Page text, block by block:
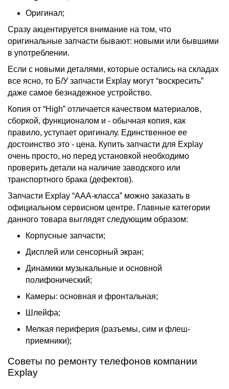
Оригинал;
Сразу акцентируется внимание на том, что
оригинальные запчасти бывают: новыми или бывшими
в употреблении.
Если с новыми деталями, которые остались на складах
все ясно, то Б/У запчасти Explay могут “воскресить”
даже самое безнадежное устройство.
Копия от “High” отличается качеством материалов,
сборкой, функционалом и - обычная копия, как
правило, уступает оригиналу. Единственное ее
достоинство это - цена. Купить запчасти для Explay
очень просто, но перед установкой необходимо
проверить детали на наличие заводского или
транспортного брака (дефектов).
Запчасти Explay “AAA-класса” можно заказать в
официальном сервисном центре. Главные категории
данного товара выглядят следующим образом:
Корпусные запчасти;
Дисплей или сенсорный экран;
Динамики музыкальные и основной
полифонический;
Камеры: основная и фронтальная;
Шлейфа;
Мелкая периферия (разъемы, сим и флеш-
приемники);
Советы по ремонту телефонов компании
Explay